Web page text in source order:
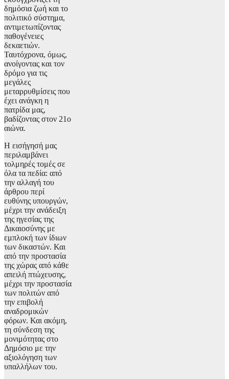
δημόσια ζωή και το
πολιτικό σύστημα,
αντιμετωπίζοντας
παθογένειες
δεκαετιών.
Ταυτόχρονα, όμως,
ανοίγοντας και τον
δρόμο για τις
μεγάλες
μεταρρυθμίσεις που
έχει ανάγκη η
πατρίδα μας,
βαδίζοντας στον 21ο
αιώνα.
Η εισήγησή μας
περιλαμβάνει
τολμηρές τομές σε
όλα τα πεδία: από
την αλλαγή του
άρθρου περί
ευθύνης υπουργών,
μέχρι την ανάδειξη
της ηγεσίας της
Δικαιοσύνης με
εμπλοκή των ίδιων
των δικαστών. Και
από την προστασία
της χώρας από κάθε
απειλή πτώχευσης,
μέχρι την προστασία
των πολιτών από
την επιβολή
αναδρομικών
φόρων. Και ακόμη,
τη σύνδεση της
μονιμότητας στο
Δημόσιο με την
αξιολόγηση των
υπαλλήλων του.